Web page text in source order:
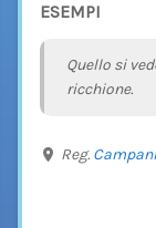
ESEMPI
Quello si
ricchione.
Reg.